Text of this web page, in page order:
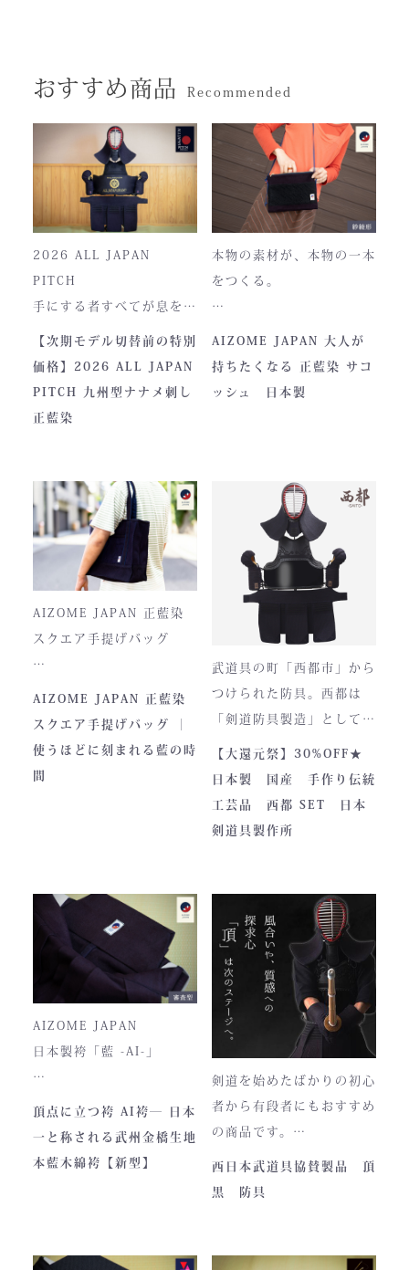
おすすめ商品 Recommended
2026 ALL JAPAN
PITCH
手にする者すべてが息をの
む、現代剣道具の頂点。一
度着けた者にしかわからな
い、“本物”の存在感。ALL
JAPAN PITCHは、全国の
堅牢さ、美しい造形、そし
て驚くほどの機動力。実戦
に必要な「守り」と「動
き」を極限まで高めたこの
一式は、まさに現代剣道具
の完成形と呼ぶにふさわし
い逸品です。余計な装飾を
一切排し、機能美だけを追
求した姿。そこに宿るの
は、全日本武道具が誇
る“実用美”と魂の職人技で
す。
【次期モデル切替前の特別
価格】2026 ALL JAPAN
PITCH 九州型ナナメ刺し
正藍染
本物の素材が、本物の一本
をつくる。
本製品は、日本が誇る伝統
素材「正藍染生地」を使用
し、熊本の製作拠点にて一
正藍染ならではの深みある
色合いは、使い込むほどに
風合いが増し、唯一無二の
存在へと変化。
さらに、熊本の熟練職人に
AIZOME JAPAN 大人が
持ちたくなる 正藍染 サコ
ッシュ 日本製
AIZOME JAPAN 正藍染
スクエア手提げバッグ
とってもお洒落な和柄の手
提げバッグです。
内側には2つのポケットが
ついております。
ハンドルの高さ：22cm
■仕様
ファスナー部分にはYKK製
を使用しております。
入荷時期やロットにより、
ファスナーのデザイン・仕
様が一部異なる場合がござ
それもまた"本物の証"。
AIZOME JAPAN 正藍染
スクエア手提げバッグ ｜
使うほどに刻まれる藍の時
間
武道具の町「西都市」から
つけられた防具。西都は
「剣道防具製造」として町
のPRやふるさと納税のた
めに作られました。しかし
全国の販売店様の強い意向
で卸販売を開始すると瞬く
トが町のPRとふるさと納
税ということもあり、高品
質低価格をできるだけ再現
しております。特に籠手は
使いやすいと評判です。
【大還元祭】30%OFF★
日本製 国産 手作り伝統
工芸品 西都 SET 日本
剣道具製作所
AIZOME JAPAN
日本製袴「藍 -AI-」
― 武州正藍染 × 熊本工
場製作 ―
日本国内でも袴を手がける
頂点に立つ袴 AI袴― 日本
一と称される武州金橋生地
本藍木綿袴【新型】
剣道を始めたばかりの初心
者から有段者にもおすすめ
の商品です。
【商品内容】
・頂黒セット
西日本武道具協賛製品 頂
黒 防具